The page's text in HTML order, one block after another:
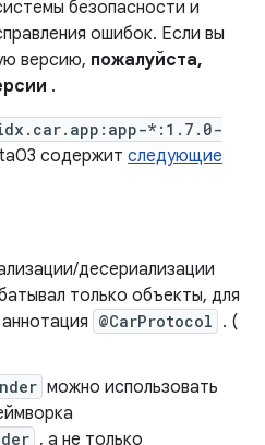
безопасности и
ошибок. Если вы
версию, пожалуйста,
.
*:1.7.0-
содержит следующие
десериализации
только объекты, для
@CarProtocol . (
можно использовать
, а не только